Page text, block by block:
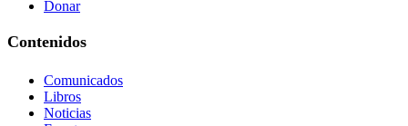
Donar
Contenidos
Comunicados
Libros
Noticias